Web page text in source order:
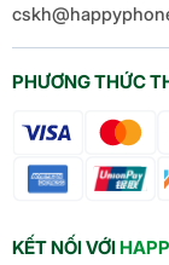
PHƯƠNG THỨC
KẾT NỐI VỚI